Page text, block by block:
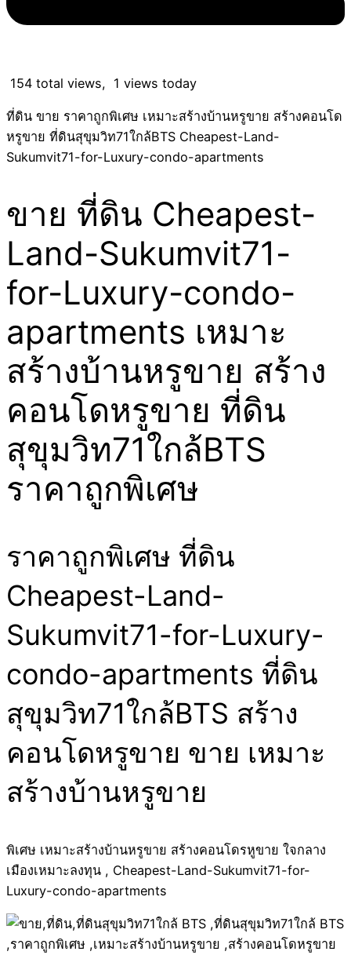
154 total views, 1 views today
ที่ดิน ขาย ราคาถูกพิเศษ เหมาะสร้างบ้านหรูขาย สร้างคอนโด
หรูขาย ที่ดินสุขุมวิท71ใกล้BTS Cheapest-Land-
Sukumvit71-for-Luxury-condo-apartments
ขาย ที่ดิน Cheapest-
Land-Sukumvit71-
for-Luxury-condo-
apartments เหมาะ
สร้างบ้านหรูขาย สร้าง
คอนโดหรูขาย ที่ดิน
สุขุมวิท71ใกล้BTS
ราคาถูกพิเศษ
ราคาถูกพิเศษ ที่ดิน
Cheapest-Land-
Sukumvit71-for-Luxury-
condo-apartments ที่ดิน
สุขุมวิท71ใกล้BTS สร้าง
คอนโดหรูขาย ขาย เหมาะ
สร้างบ้านหรูขาย
พิเศษ เหมาะสร้างบ้านหรูขาย สร้างคอนโดรหูขาย ใจกลาง
เมืองเหมาะลงทุน , Cheapest-Land-Sukumvit71-for-
Luxury-condo-apartments